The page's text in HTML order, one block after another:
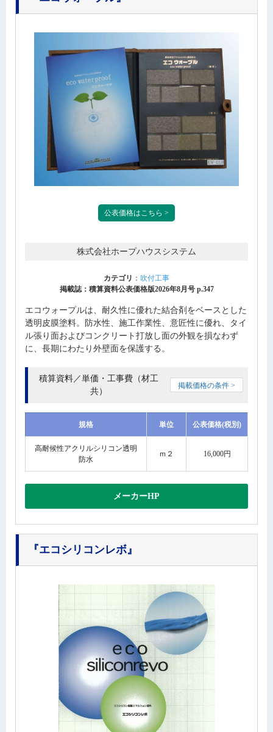
公表価格はこちら >
株式会社ホープハウスシステム
カテゴリ ： 吹付工事
掲載誌：積算資料公表価格版2026年8月号 p.347
エコウォープルは、耐久性に優れた結合剤をベースとした
透明皮膜塗料。防水性、施工作業性、意匠性に優れ、タイ
ル張り面およびコンクリート打放し面の外観を損なわず
に、長期にわたり外壁面を保護する。
積算資料／単価・工事費（材工
共）
掲載価格の条件 >
規格 単位 公表価格(税別)
高耐候性アクリルシリコン透明
防水
ｍ２ 16,000円
メーカーHP
『エコシリコンレボ』